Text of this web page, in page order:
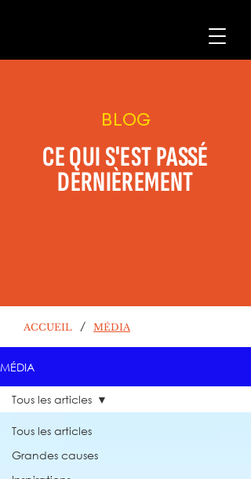
BLOG
CE QUI S'EST PASSÉ
DERNIÈREMENT
ACCUEIL / MÉDIA
MÉDIA
Tous les articles
Grandes causes
Tous les articles